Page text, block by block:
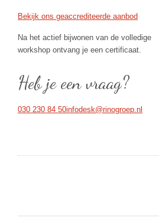
Bekijk ons geaccrediteerde aanbod
Na het actief bijwonen van de volledige
workshop ontvang je een certificaat.
Heb je een vraag?
030 230 84 50infodesk@rinogroep.nl